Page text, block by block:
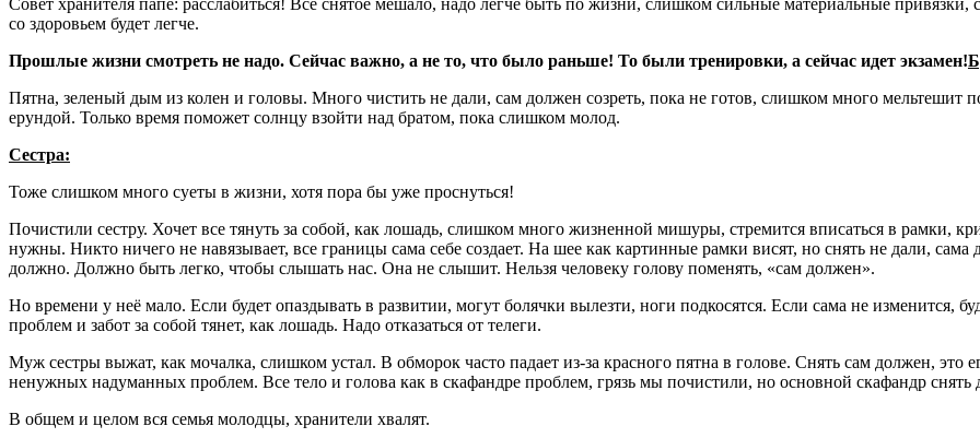
со здоровьем будет легче.
Прошлые жизни смотреть не надо. Сейчас важно, а не то, что было раньше! То были тренировки, а сейчас идет экзамен!
Пятна, зеленый дым из колен и головы. Много чистить не дали, сам должен созреть, пока не готов, слишком много мельтешит
ерундой. Только время поможет солнцу взойти над братом, пока слишком молод.
Сестра:
Тоже слишком много суеты в жизни, хотя пора бы уже проснуться!
Почистили сестру. Хочет все тянуть за собой, как лошадь, слишком много жизненной мишуры, стремится вписаться в рамки,
нужны. Никто ничего не навязывает, все границы сама себе создает. На шее как картинные рамки висят, но снять не дали,
должно. Должно быть легко, чтобы слышать нас. Она не слышит. Нельзя человеку голову поменять, «сам должен».
Но времени у неё мало. Если будет опаздывать в развитии, могут болячки вылезти, ноги подкосятся. Если сама не изменится,
проблем и забот за собой тянет, как лошадь. Надо отказаться от телеги.
Муж сестры выжат, как мочалка, слишком устал. В обморок часто падает из-за красного пятна в голове. Снять сам должен, это
ненужных надуманных проблем. Все тело и голова как в скафандре проблем, грязь мы почистили, но основной скафандр снять
В общем и целом вся семья молодцы, хранители хвалят.